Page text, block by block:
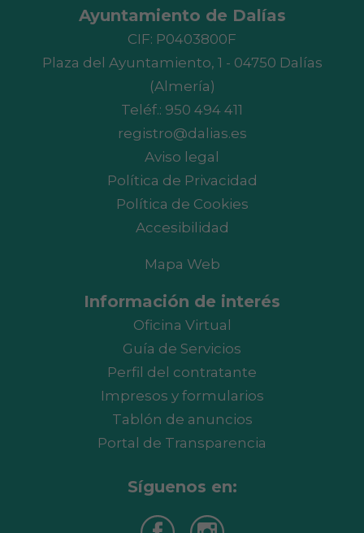
Ayuntamiento de Dalías
CIF: P0403800F
Plaza del Ayuntamiento, 1 - 04750 Dalías
(Almería)
Teléf.: 950 494 411
registro@dalias.es
Aviso legal
Política de Privacidad
Política de Cookies
Accesibilidad
Mapa Web
Información de interés
Oficina Virtual
Guía de Servicios
Perfil del contratante
Impresos y formularios
Tablón de anuncios
Portal de Transparencia
Síguenos en: